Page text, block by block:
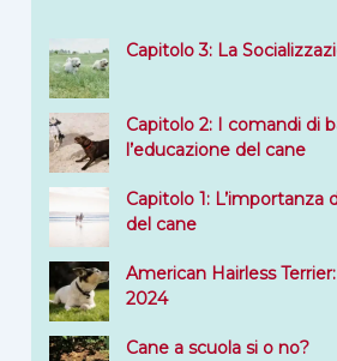
Capitolo 3: La
Capitolo 2: I comandi di
l’educazione del cane
Capitolo 1: L’importanza
del cane
American Hairless
2024
Cane a scuola si o no?